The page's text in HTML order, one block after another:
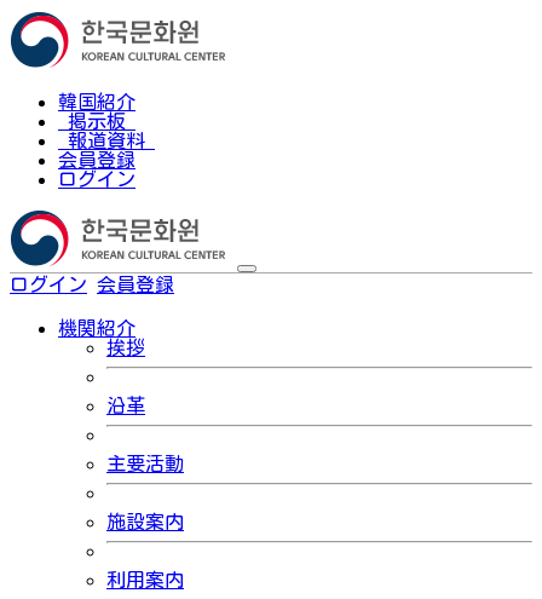
韓国紹介
掲示板
報道資料
会員登録
ログイン
ログイン 会員登録
機関紹介
挨拶
沿革
主要活動
施設案内
利用案内